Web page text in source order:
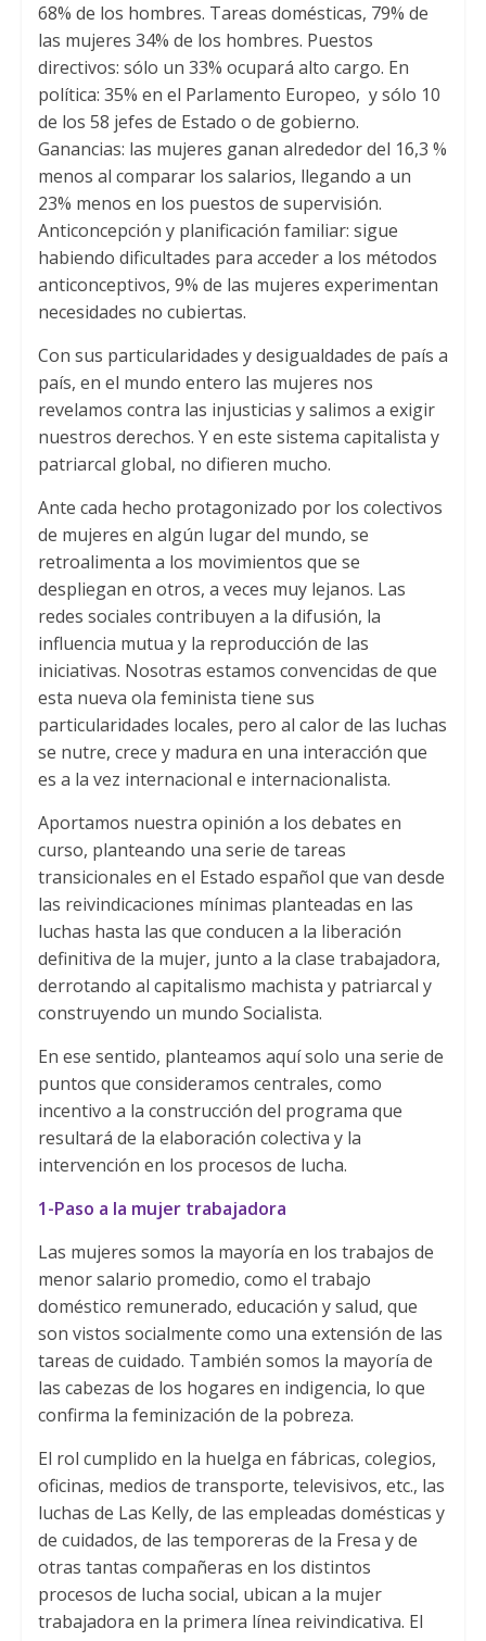
68% de los hombres. Tareas domésticas, 79% de
las mujeres 34% de los hombres. Puestos
directivos: sólo un 33% ocupará alto cargo. En
política: 35% en el Parlamento Europeo, y sólo 10
de los 58 jefes de Estado o de gobierno.
Ganancias: las mujeres ganan alrededor del 16,3 %
menos al comparar los salarios, llegando a un
23% menos en los puestos de supervisión.
Anticoncepción y planificación familiar: sigue
habiendo dificultades para acceder a los métodos
anticonceptivos, 9% de las mujeres experimentan
necesidades no cubiertas.
Con sus particularidades y desigualdades de país a
país, en el mundo entero las mujeres nos
revelamos contra las injusticias y salimos a exigir
nuestros derechos. Y en este sistema capitalista y
patriarcal global, no difieren mucho.
Ante cada hecho protagonizado por los colectivos
de mujeres en algún lugar del mundo, se
retroalimenta a los movimientos que se
despliegan en otros, a veces muy lejanos. Las
redes sociales contribuyen a la difusión, la
influencia mutua y la reproducción de las
iniciativas. Nosotras estamos convencidas de que
esta nueva ola feminista tiene sus
particularidades locales, pero al calor de las luchas
se nutre, crece y madura en una interacción que
es a la vez internacional e internacionalista.
Aportamos nuestra opinión a los debates en
curso, planteando una serie de tareas
transicionales en el Estado español que van desde
las reivindicaciones mínimas planteadas en las
luchas hasta las que conducen a la liberación
definitiva de la mujer, junto a la clase trabajadora,
derrotando al capitalismo machista y patriarcal y
construyendo un mundo Socialista.
En ese sentido, planteamos aquí solo una serie de
puntos que consideramos centrales, como
incentivo a la construcción del programa que
resultará de la elaboración colectiva y la
intervención en los procesos de lucha.
1-Paso a la mujer trabajadora
Las mujeres somos la mayoría en los trabajos de
menor salario promedio, como el trabajo
doméstico remunerado, educación y salud, que
son vistos socialmente como una extensión de las
tareas de cuidado. También somos la mayoría de
las cabezas de los hogares en indigencia, lo que
confirma la feminización de la pobreza.
El rol cumplido en la huelga en fábricas, colegios,
oficinas, medios de transporte, televisivos, etc., las
luchas de Las Kelly, de las empleadas domésticas y
de cuidados, de las temporeras de la Fresa y de
otras tantas compañeras en los distintos
procesos de lucha social, ubican a la mujer
trabajadora en la primera línea reivindicativa. El